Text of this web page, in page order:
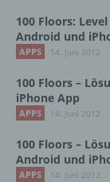
100 Floors:
Android und
APPS 14. Juni 2012
100 Floors –
iPhone App
APPS 14. Juni 2012
100 Floors –
Android und
APPS 14. Juni 2012
Person
die
ist.